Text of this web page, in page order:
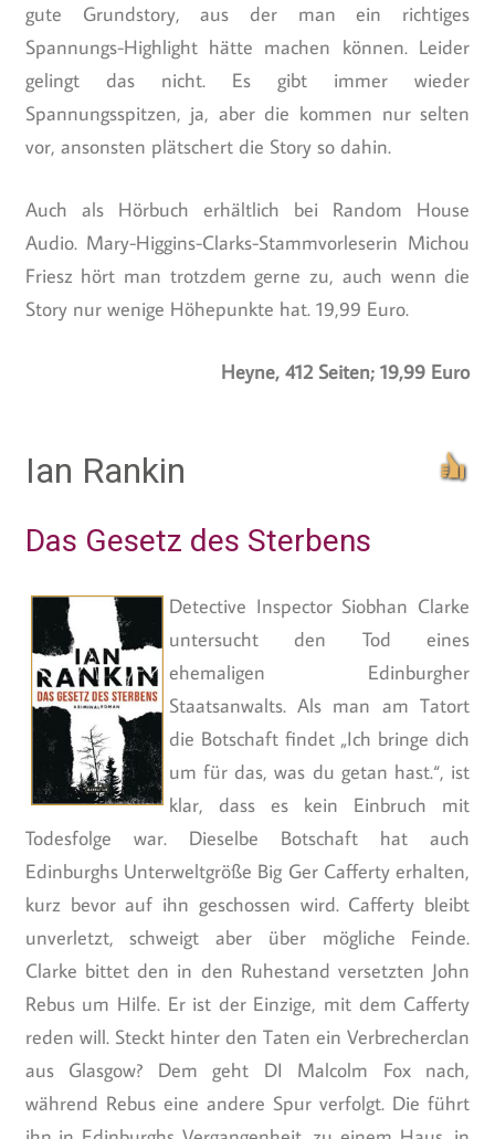
gute Grundstory, aus der man ein richtiges
Spannungs-Highlight hätte machen können. Leider
gelingt das nicht. Es gibt immer wieder
Spannungsspitzen, ja, aber die kommen nur selten
vor, ansonsten plätschert die Story so dahin.
Auch als Hörbuch erhältlich bei Random House
Audio. Mary-Higgins-Clarks-Stammvorleserin Michou
Friesz hört man trotzdem gerne zu, auch wenn die
Story nur wenige Höhepunkte hat. 19,99 Euro.
Heyne, 412 Seiten; 19,99 Euro
Ian Rankin
Das Gesetz des Sterbens
Detective Inspector Siobhan Clarke
untersucht den Tod eines
ehemaligen Edinburgher
Staatsanwalts. Als man am Tatort
die Botschaft findet „Ich bringe dich
um für das, was du getan hast.“, ist
klar, dass es kein Einbruch mit
Todesfolge war. Dieselbe Botschaft hat auch
Edinburghs Unterweltgröße Big Ger Cafferty erhalten,
kurz bevor auf ihn geschossen wird. Cafferty bleibt
unverletzt, schweigt aber über mögliche Feinde.
Clarke bittet den in den Ruhestand versetzten John
Rebus um Hilfe. Er ist der Einzige, mit dem Cafferty
reden will. Steckt hinter den Taten ein Verbrecherclan
aus Glasgow? Dem geht DI Malcolm Fox nach,
während Rebus eine andere Spur verfolgt. Die führt